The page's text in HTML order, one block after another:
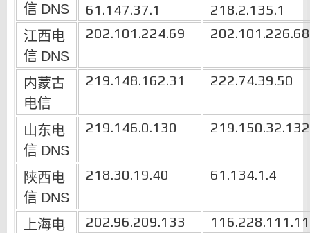
信 DNS
61.147.37.1
218.2.135.1
江西电
信 DNS
202.101.224.69 202.101.226.68
内蒙古
电信
219.148.162.31 222.74.39.50
山东电
信 DNS
219.146.0.130 219.150.32.132
陕西电
信 DNS
218.30.19.40 61.134.1.4
上海电
202.96.209.133